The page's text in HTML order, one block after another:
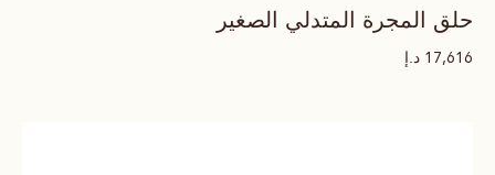
حلق المجرة المتدلي الصغير
17,616 د.إ